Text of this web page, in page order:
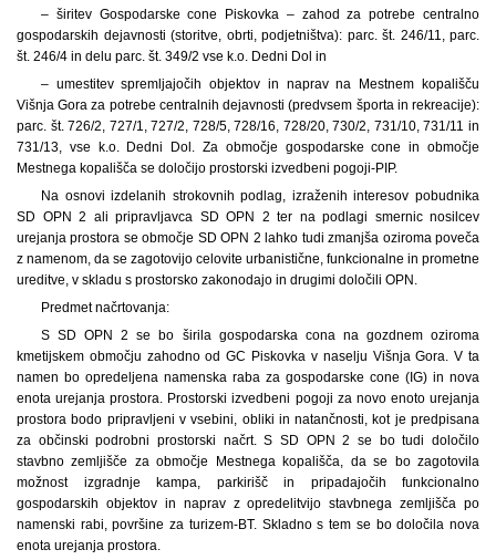
– širitev Gospodarske cone Piskovka – zahod za potrebe centralno
gospodarskih dejavnosti (storitve, obrti, podjetništva): parc. št. 246/11, parc.
št. 246/4 in delu parc. št. 349/2 vse k.o. Dedni Dol in
– umestitev spremljajočih objektov in naprav na Mestnem kopališču
Višnja Gora za potrebe centralnih dejavnosti (predvsem športa in rekreacije):
parc. št. 726/2, 727/1, 727/2, 728/5, 728/16, 728/20, 730/2, 731/10, 731/11 in
731/13, vse k.o. Dedni Dol. Za območje gospodarske cone in območje
Mestnega kopališča se določijo prostorski izvedbeni pogoji-PIP.
Na osnovi izdelanih strokovnih podlag, izraženih interesov pobudnika
SD OPN 2 ali pripravljavca SD OPN 2 ter na podlagi smernic nosilcev
urejanja prostora se območje SD OPN 2 lahko tudi zmanjša oziroma poveča
z namenom, da se zagotovijo celovite urbanistične, funkcionalne in prometne
ureditve, v skladu s prostorsko zakonodajo in drugimi določili OPN.
Predmet načrtovanja:
S SD OPN 2 se bo širila gospodarska cona na gozdnem oziroma
kmetijskem območju zahodno od GC Piskovka v naselju Višnja Gora. V ta
namen bo opredeljena namenska raba za gospodarske cone (IG) in nova
enota urejanja prostora. Prostorski izvedbeni pogoji za novo enoto urejanja
prostora bodo pripravljeni v vsebini, obliki in natančnosti, kot je predpisana
za občinski podrobni prostorski načrt. S SD OPN 2 se bo tudi določilo
stavbno zemljišče za območje Mestnega kopališča, da se bo zagotovila
možnost izgradnje kampa, parkirišč in pripadajočih funkcionalno
gospodarskih objektov in naprav z opredelitvijo stavbnega zemljišča po
namenski rabi, površine za turizem-BT. Skladno s tem se bo določila nova
enota urejanja prostora.